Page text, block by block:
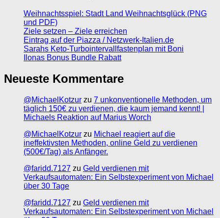
Weihnachtsspiel: Stadt Land Weihnachtsglück (PNG
und PDF)
Ziele setzen – Ziele erreichen
Eintrag auf der Piazza / Netzwerk-Italien.de
Sarahs Keto-Turbointervallfastenplan mit Boni
Ilonas Bonus Bundle Rabatt
Neueste Kommentare
@MichaelKotzur zu 7 unkonventionelle Methoden, um
täglich 150€ zu verdienen, die kaum jemand kennt! |
Michaels Reaktion auf Marius Worch
@MichaelKotzur zu Michael reagiert auf die
ineffektivsten Methoden, online Geld zu verdienen
(500€/Tag) als Anfänger.
@faridd.7127 zu Geld verdienen mit
Verkaufsautomaten: Ein Selbstexperiment von Michael
über 30 Tage
@faridd.7127 zu Geld verdienen mit
Verkaufsautomaten: Ein Selbstexperiment von Michael